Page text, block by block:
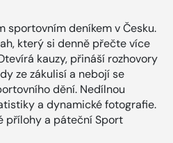
sportovním deníkem v Česku.
který si denně přečte více
kauzy, přináší rozhovory
ze zákulisí a nebojí se
dění. Nedílnou
a dynamické fotografie.
přílohy a páteční Sport